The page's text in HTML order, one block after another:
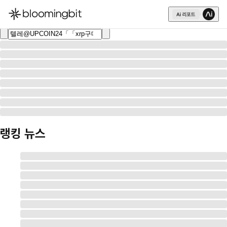
한국어
English
日本語
랭킹 뉴스